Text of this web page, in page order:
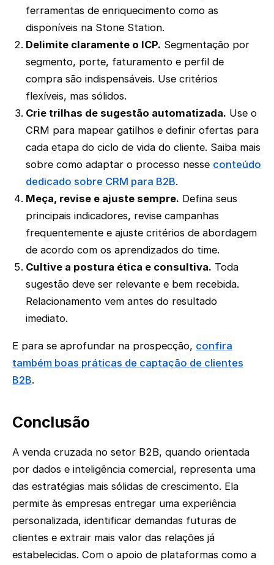
ferramentas de enriquecimento como as
disponíveis na Stone Station.
Delimite claramente o ICP. Segmentação por
segmento, porte, faturamento e perfil de
compra são indispensáveis. Use critérios
flexíveis, mas sólidos.
Crie trilhas de sugestão automatizada. Use o
CRM para mapear gatilhos e definir ofertas para
cada etapa do ciclo de vida do cliente. Saiba mais
sobre como adaptar o processo nesse conteúdo
dedicado sobre CRM para B2B.
Meça, revise e ajuste sempre. Defina seus
principais indicadores, revise campanhas
frequentemente e ajuste critérios de abordagem
de acordo com os aprendizados do time.
Cultive a postura ética e consultiva. Toda
sugestão deve ser relevante e bem recebida.
Relacionamento vem antes do resultado
imediato.
E para se aprofundar na prospecção, confira
também boas práticas de captação de clientes
B2B.
Conclusão
A venda cruzada no setor B2B, quando orientada
por dados e inteligência comercial, representa uma
das estratégias mais sólidas de crescimento. Ela
permite às empresas entregar uma experiência
personalizada, identificar demandas futuras de
clientes e extrair mais valor das relações já
estabelecidas. Com o apoio de plataformas como a